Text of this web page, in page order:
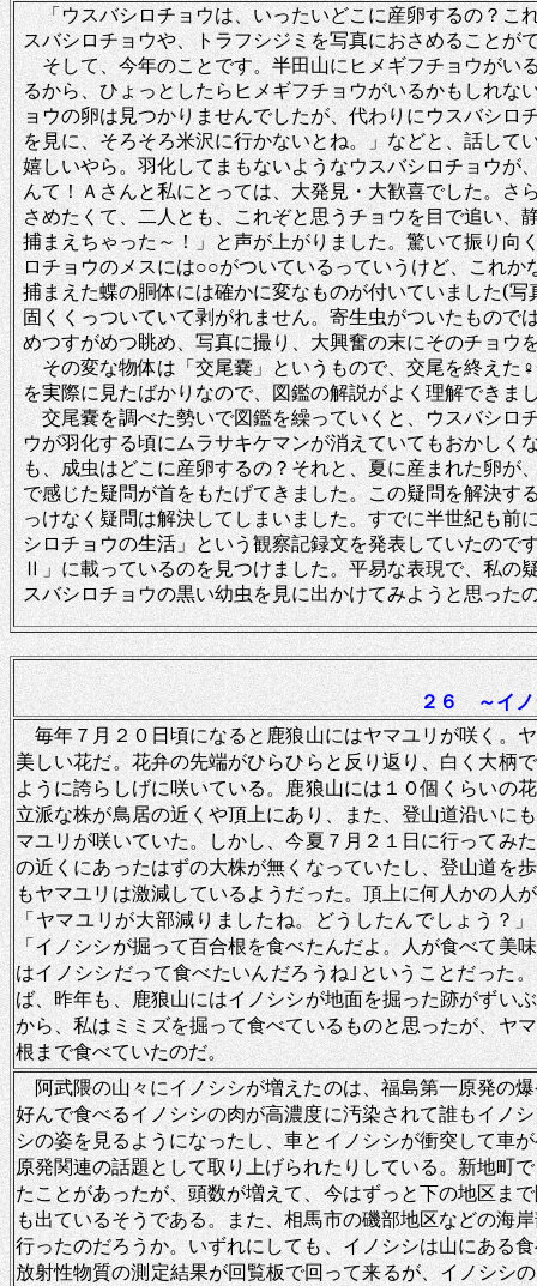
「ウスバシロチョウは、いったいどこに産卵するの？
スバシロチョウや、トラフシジミを写真におさめること
そして、今年のことです。半田山にヒメギフチョウがい
るから、ひょっとしたらヒメギフチョウがいるかもしれ
ョウの卵は見つかりませんでしたが、代わりにウスバシ
を見に、そろそろ米沢に行かないとね。」などと、話し
嬉しいやら。羽化してまもないようなウスバシロチョウ
んて！Ａさんと私にとっては、大発見・大歓喜でした。
さめたくて、二人とも、これぞと思うチョウを目で追い
捕まえちゃった～！」と声が上がりました。驚いて振り
ロチョウのメスには○○がついているっていうけど、これ
捕まえた蝶の胴体には確かに変なものが付いていました(写
固くくっついていて剥がれません。寄生虫がついたもの
めつすがめつ眺め、写真に撮り、大興奮の末にそのチョウ
その変な物体は「交尾嚢」というもので、交尾を終え
を実際に見たばかりなので、図鑑の解説がよく理解でき
交尾嚢を調べた勢いで図鑑を繰っていくと、ウスバシ
ウが羽化する頃にムラサキケマンが消えていてもおかし
も、成虫はどこに産卵するの？それと、夏に産まれた卵
で感じた疑問が首をもたげてきました。この疑問を解決
っけなく疑問は解決してしまいました。すでに半世紀も
シロチョウの生活」という観察記録文を発表していたので
Ⅱ」に載っているのを見つけました。平易な表現で、私の
スバシロチョウの黒い幼虫を見に出かけてみようと思った
２６ ～イノ
毎年７月２０日頃になると鹿狼山にはヤマユリが咲く。
美しい花だ。花弁の先端がひらひらと反り返り、白く大柄
ように誇らしげに咲いている。鹿狼山には１０個くらいの
立派な株が鳥居の近くや頂上にあり、また、登山道沿いに
マユリが咲いていた。しかし、今夏７月２１日に行ってみ
の近くにあったはずの大株が無くなっていたし、登山道を
もヤマユリは激減しているようだった。頂上に何人かの人
「ヤマユリが大部減りましたね。どうしたんでしょう？
「イノシシが掘って百合根を食べたんだよ。人が食べて美
はイノシシだって食べたいんだろうね｣ということだった
ば、昨年も、鹿狼山にはイノシシが地面を掘った跡がずい
から、私はミミズを掘って食べているものと思ったが、ヤ
根まで食べていたのだ。
阿武隈の山々にイノシシが増えたのは、福島第一原発の
好んで食べるイノシシの肉が高濃度に汚染されて誰もイノ
シの姿を見るようになったし、車とイノシシが衝突して車
原発関連の話題として取り上げられたりしている。新地町
たことがあったが、頭数が増えて、今はずっと下の地区ま
も出ているそうである。また、相馬市の磯部地区などの海
行ったのだろうか。いずれにしても、イノシシは山にある
放射性物質の測定結果が回覧板で回って来るが、イノシシ